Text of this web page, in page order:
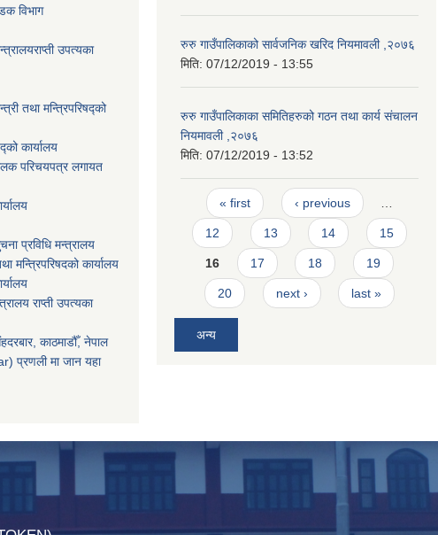
विभाग
उपत्यका
तथा मन्त्रिपरिषद्को
कार्यालय
परिचयपत्र लगायत
प्रविधि मन्त्रालय
मन्त्रिपरिषदको कार्यालय
राप्ती उपत्यका
काठमाडौँ, नेपाल
प्रणली मा जान यहा
रुरु गाउँपालिकाको सार्वजनिक खरिद नियमावली ,२०७६
मिति: 07/12/2019 - 13:55
रुरु गाउँपालिकाका समितिहरुको गठन तथा कार्य संचालन
नियमावली ,२०७६
मिति: 07/12/2019 - 13:52
Pages
« first ‹ previous
12 13 14 15
16 17 18 19
20 next › last »
अन्य